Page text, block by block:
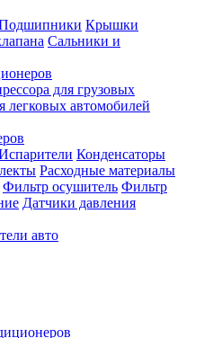
Крышки
Сальники и
для грузовых
легковых автомобилей
Конденсаторы
Расходные материалы
Фильтр осушитель Фильтр
Датчики давления
авто